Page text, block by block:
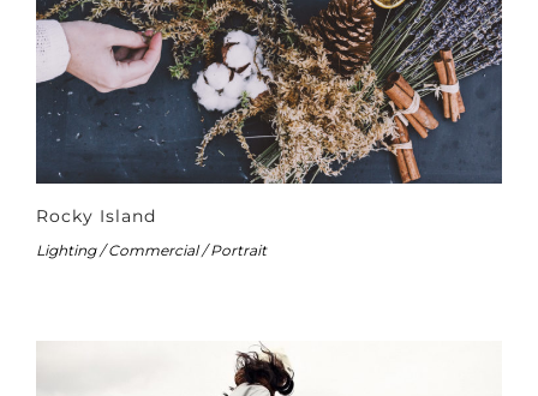
Rocky Island
Lighting / Commercial / Portrait